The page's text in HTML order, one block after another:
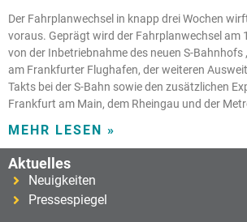
Der Fahrplanwechsel in knapp drei Wochen
voraus. Geprägt wird der Fahrplanwechsel am
von der Inbetriebnahme des neuen S-Bahnhofs
am Frankfurter Flughafen, der weiteren
Takts bei der S-Bahn sowie den zusätzlichen
Frankfurt am Main, dem Rheingau und der
MEHR LESEN »
Aktuelles
Neuigkeiten
Pressespiegel